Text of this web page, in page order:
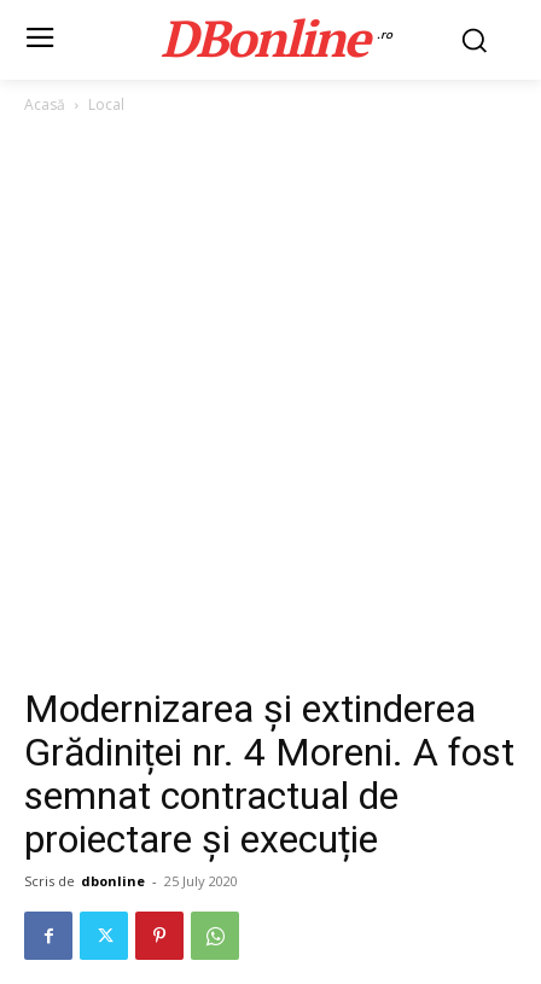
DBonline .ro
Acasă Local
Modernizarea și extinderea
Grădiniței nr. 4 Moreni. A fost
semnat contractual de
proiectare și execuție
Scris de dbonline - 25 July 2020